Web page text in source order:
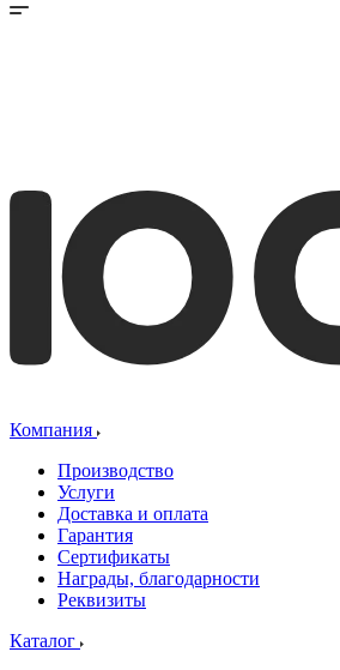
Компания
Производство
Услуги
Доставка и оплата
Гарантия
Сертификаты
Награды, благодарности
Реквизиты
Каталог